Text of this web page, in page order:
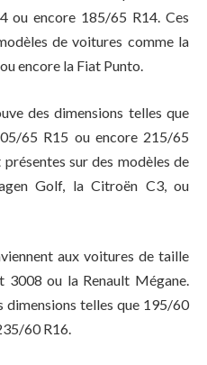
ou encore 185/65 R14. Ces
de voitures comme la
encore la Fiat Punto.
des dimensions telles que
65 R15 ou encore 215/65
sur des modèles de
Golf, la Citroën C3, ou
aux voitures de taille
3008 ou la Renault Mégane.
dimensions telles que 195/60
60 R16.